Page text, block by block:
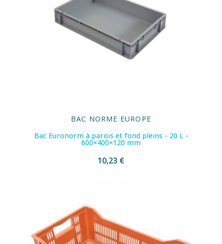
BAC NORME EUROPE
Bac Euronorm à parois et fond pleins - 20 L -
600×400×120 mm
10,23 €